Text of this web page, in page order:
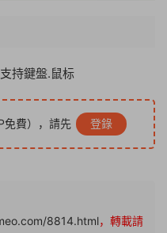
持鍵盤.鼠标
免費），請先 登錄
8814.html，轉載請